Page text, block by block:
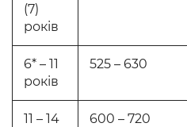
(7)
років
6* – 11
років
525 – 630
11 – 14
600 – 720